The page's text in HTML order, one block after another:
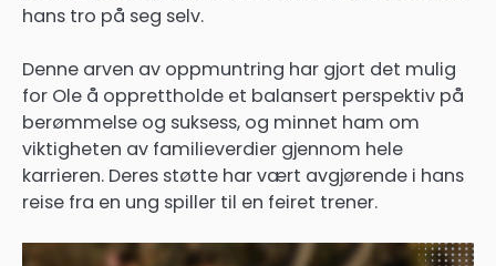
hans tro på seg selv.
Denne arven av oppmuntring har gjort det mulig
for Ole å opprettholde et balansert perspektiv på
berømmelse og suksess, og minnet ham om
viktigheten av familieverdier gjennom hele
karrieren. Deres støtte har vært avgjørende i hans
reise fra en ung spiller til en feiret trener.